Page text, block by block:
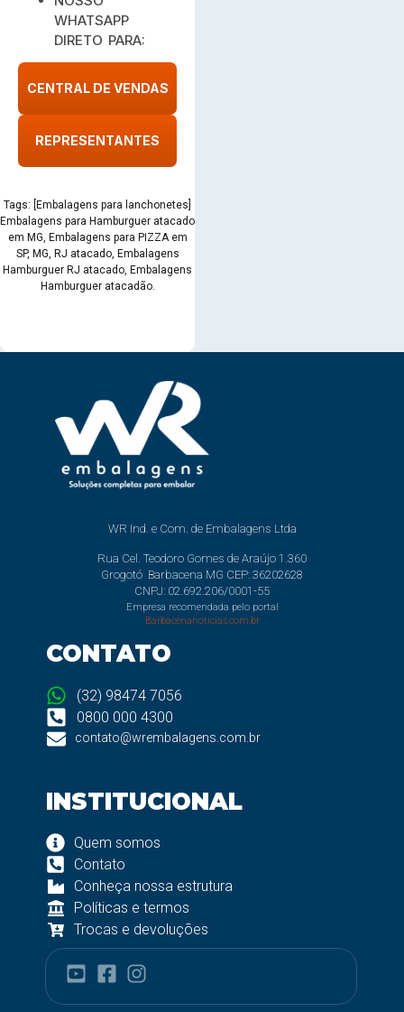
WHATSAPP
DIRETO PARA:
CENTRAL DE VENDAS
REPRESENTANTES
Tags: [Embalagens para lanchonetes]
Embalagens para Hamburguer atacado
em MG, Embalagens para PIZZA em
SP, MG, RJ atacado, Embalagens
Hamburguer RJ atacado, Embalagens
Hamburguer atacadão.
WR Ind. e Com. de Embalagens Ltda
Rua Cel. Teodoro Gomes de Araújo 1.360
Grogotó Barbacena MG CEP: 36202628
CNPJ: 02.692.206/0001-55
Empresa recomendada pelo portal
Barbacenanoticias.com.br
CONTATO
(32) 98474 7056
0800 000 4300
contato@wrembalagens.com.br
INSTITUCIONAL
Quem somos
Contato
Conheça nossa estrutura
Políticas e termos
Trocas e devoluções